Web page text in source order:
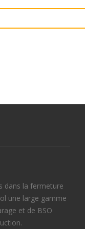
dans la fermeture
une large gamme
et de BSO